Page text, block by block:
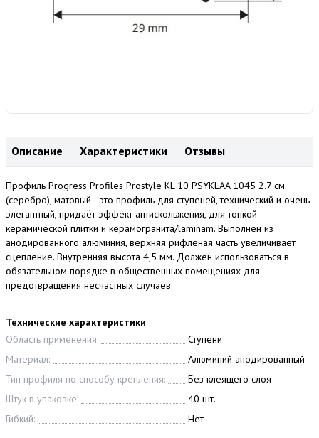
Описание Характеристики Отзывы
Профиль Progress Profiles Prostyle KL 10 PSYKLAA 1045 2.7 см.
(серебро), матовый - это профиль для ступеней, технический и очень
элегантный, придаёт эффект антискольжения, для тонкой
керамической плитки и керамогранита/laminam. Выполнен из
анодированного алюминия, верхняя рифленая часть увеличивает
сцепление. Внутренняя высота 4,5 мм. Должен использоваться в
обязательном порядке в общественных помещениях для
предотвращения несчастных случаев.
Технические характеристики
Область применения:
Ступени
Материал:
Алюминий анодированный
Тип профиля по способу крепления:
Без клеящего слоя
Штук в упаковке:
40 шт.
Гибкий:
Нет